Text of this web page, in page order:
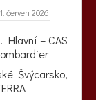
červen 2026
Hlavní – CAS
Švýcarsko,